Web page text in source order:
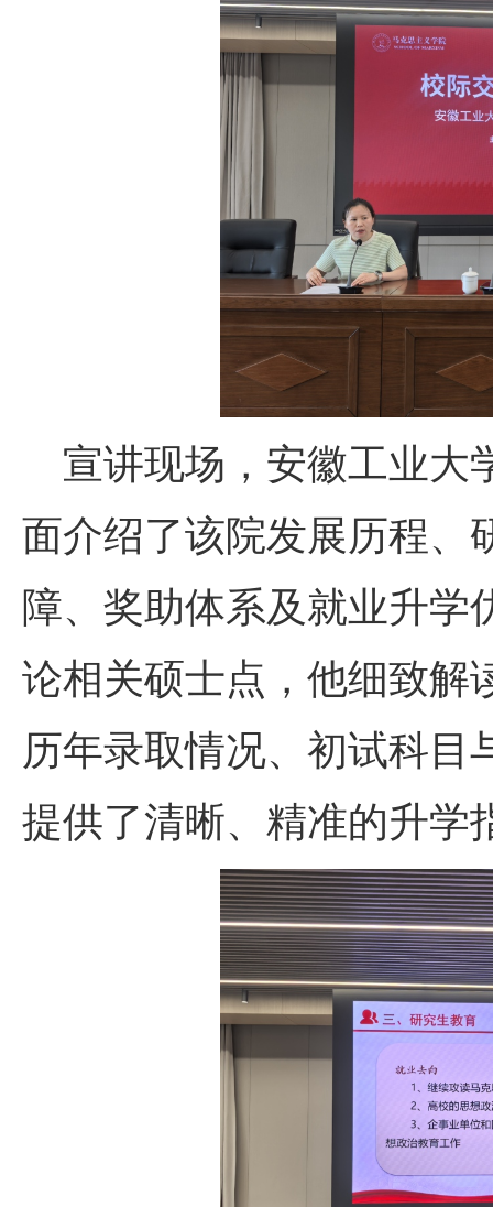
宣讲现场，安徽工业大
面介绍了该院发展历程、
障、奖助体系及就业升学
论相关硕士点，他细致解
历年录取情况、初试科目
提供了清晰、精准的升学